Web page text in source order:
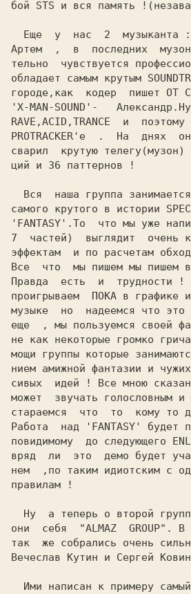
бой STS и вся память
Aртем  ,  в  последних
тельно  чувствуется
обладает самым крутым
городе,как  кодер  пишет OT
'X-MAN-SOUND'-
RAVE,ACID,TRANCE  и
PROTRACKER'e  .  Hа  днях
сварил  крутую
ций и 36 паттернов !
самого крутого в истории
'FANTASY'.То  что мы уже
7  частей)  выглядит  очень
эффектам  и по расчетам
Все  что  мы пишем мы пишем в
Правда  есть  и  трудности !
проигрываем  ПОКА в графике
музыке  но  надеемся что это
еще  , мы пользуемся своей
не как некоторые громко
мощи группы которые
нием амижной фантазии и
сивых  идей ! Все мною
может  звучать голословным
стараемся  что  то  кому то
Работа  над 'FANTASY' будет
повидимому  до следующего
вряд  ли  это  демо будет
нем  ,по таким идиотским с
правилам !
они  себя  "ALMAZ  GROUP". В
так  же собрались очень
Вечеслав Кутин и Сергей